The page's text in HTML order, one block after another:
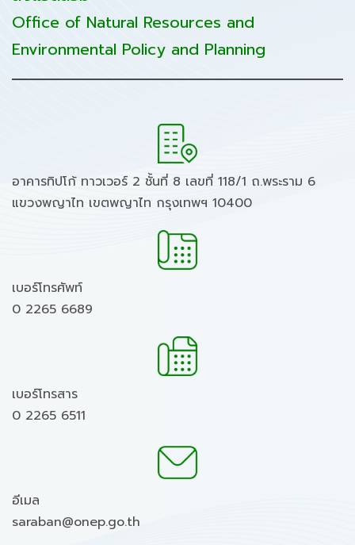
Office of Natural Resources and
Environmental Policy and Planning
อาคารทิปโก้ ทาวเวอร์ 2 ชั้นที่ 8 เลขที่ 118/1 ถ.พระราม 6
แขวงพญาไท เขตพญาไท กรุงเทพฯ 10400
เบอร์โทรศัพท์
0 2265 6689
เบอร์โทรสาร
0 2265 6511
อีเมล
saraban@onep.go.th